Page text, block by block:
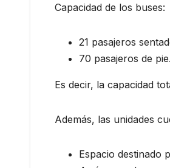
Capacidad de los buses:
21 pasajeros
70 pasajeros de pie.
Es decir, la capacidad
Además, las unidades
Espacio destinado